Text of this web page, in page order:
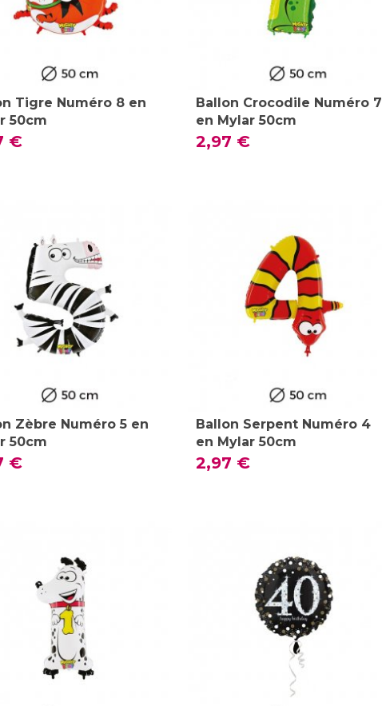
Tigre Numéro 8 en
50cm
€
Ballon Crocodile Numéro 7
en Mylar 50cm
2,97 €
Zèbre Numéro 5 en
50cm
€
Ballon Serpent Numéro 4
en Mylar 50cm
2,97 €